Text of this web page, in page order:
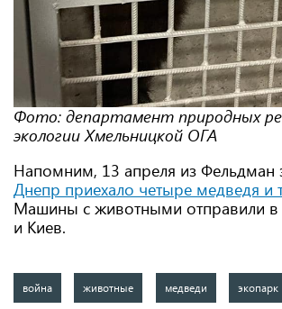
Фото: департамент природных
экологии Хмельницкой ОГА
Напомним, 13 апреля из Фельдман
Днепр приехало четыре медведя и
Машины с животными отправили в
и Киев.
война животные медведи экопарк